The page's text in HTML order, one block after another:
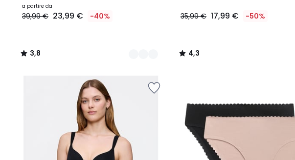
a partire da
39,99 € 23,99 € -40%
3,8
/
35,99 € 17,99 € -50%
4,3
/